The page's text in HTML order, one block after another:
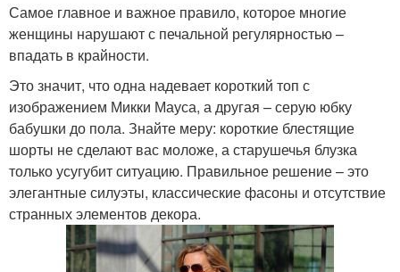
Самое главное и важное правило, которое многие
женщины нарушают с печальной регулярностью –
впадать в крайности.
Это значит, что одна надевает короткий топ с
изображением Микки Мауса, а другая – серую юбку
бабушки до пола. Знайте меру: короткие блестящие
шорты не сделают вас моложе, а старушечья блузка
только усугубит ситуацию. Правильное решение – это
элегантные силуэты, классические фасоны и отсутствие
странных элементов декора.